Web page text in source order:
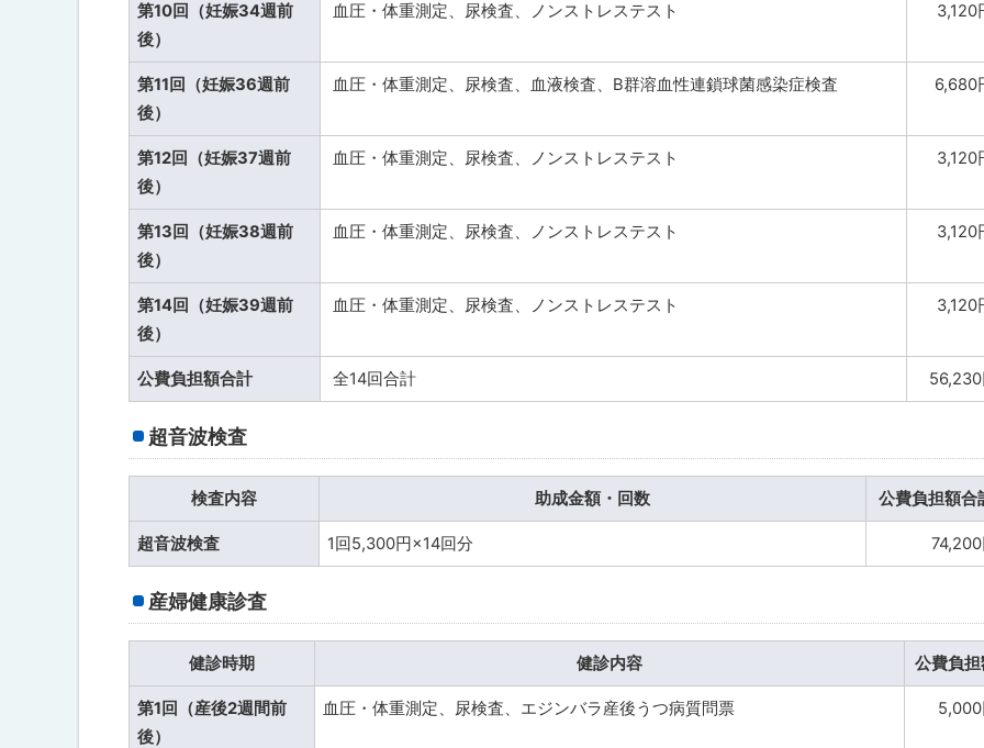
第10回（妊娠34週前
後）
血圧・体重測定、尿検査、ノンストレステスト 3,120
第11回（妊娠36週前
後）
血圧・体重測定、尿検査、血液検査、B群溶血性連鎖球菌感染症検査 6,680
第12回（妊娠37週前
後）
血圧・体重測定、尿検査、ノンストレステスト 3,120
第13回（妊娠38週前
後）
血圧・体重測定、尿検査、ノンストレステスト 3,120
第14回（妊娠39週前
後）
血圧・体重測定、尿検査、ノンストレステスト 3,120
公費負担額合計 全14回合計 56,230
超音波検査
検査内容 助成金額・回数 公費負担額合
超音波検査 1回5,300円×14回分
産婦健康診査
健診時期 健診内容 公費負担
第1回（産後2週間前
後）
血圧・体重測定、尿検査、エジンバラ産後うつ病質問票 5,000